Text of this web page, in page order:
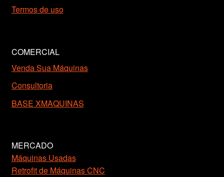
Termos de uso
COMERCIAL
Venda Sua Máquinas
Consultoria
BASE XMAQUINAS
MERCADO
Máquinas Usadas
Retrofit de Máquinas CNC